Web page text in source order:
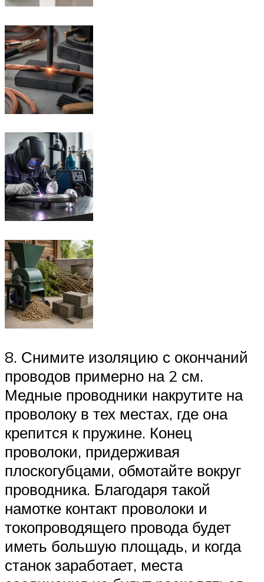
8. Снимите изоляцию с окончаний
проводов примерно на 2 см.
Медные проводники накрутите на
проволоку в тех местах, где она
крепится к пружине. Конец
проволоки, придерживая
плоскогубцами, обмотайте вокруг
проводника. Благодаря такой
намотке контакт проволоки и
токопроводящего провода будет
иметь большую площадь, и когда
станок заработает, места